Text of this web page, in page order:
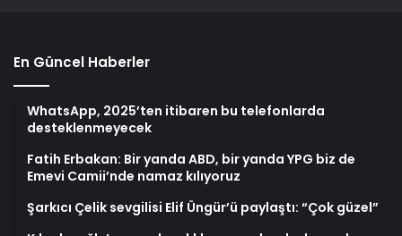
En Güncel Haberler
WhatsApp, 2025’ten itibaren bu telefonlarda
desteklenmeyecek
Fatih Erbakan: Bir yanda ABD, bir yanda YPG biz de
Emevi Camii’nde namaz kılıyoruz
Şarkıcı Çelik sevgilisi Elif Üngür’ü paylaştı: “Çok güzel”